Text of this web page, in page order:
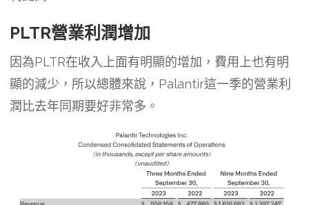
PLTR營業利潤增加
因為PLTR在收入上面有明顯的增加，費用上也有明
顯的減少，所以總體來說，Palantir這一季的營業利
潤比去年同期要好非常多。